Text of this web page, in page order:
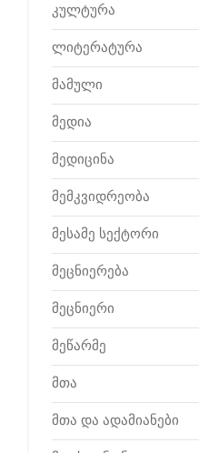
კულტურა
ლიტერატურა
მამული
მედია
მედიცინა
მემკვიდრეობა
მესამე სექტორი
მეცნიერება
მეცნიერი
მეწარმე
მთა
მთა და ადამიანები